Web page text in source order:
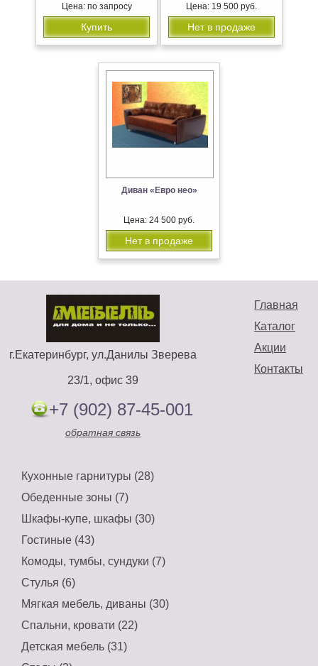
Цена: по запросу
Купить
Цена: 19 500 руб.
Нет в продаже
Диван «Евро нео»
Цена: 24 500 руб.
Нет в продаже
Главная
Каталог
Акции
Контакты
г.Екатеринбург, ул.Данилы Зверева
23/1, офис 39
+7 (902) 87-45-001
обратная связь
Кухонные гарнитуры (28)
Обеденные зоны (7)
Шкафы-купе, шкафы (30)
Гостиные (43)
Комоды, тумбы, сундуки (7)
Стулья (6)
Мягкая мебель, диваны (30)
Спальни, кровати (22)
Детская мебель (31)